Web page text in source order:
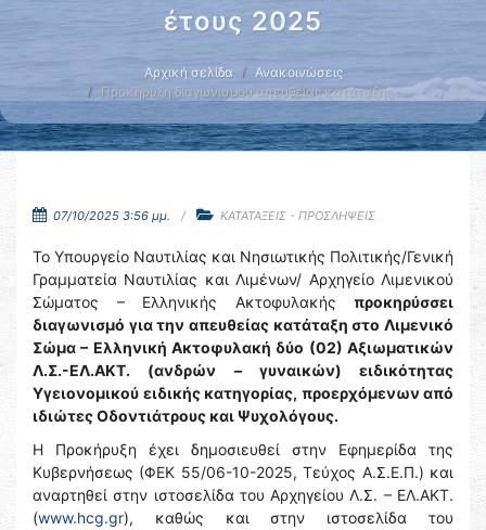
έτους 2025
Αρχική σελίδα
Ανακοινώσεις
Προκήρυξη διαγωνισμού απευθείας κατάταξης …
07/10/2025 3:56 μμ. ΚΑΤΑΤΑΞΕΙΣ - ΠΡΟΣΛΗΨΕΙΣ
Το Υπουργείο Ναυτιλίας και Νησιωτικής Πολιτικής/Γενική
Γραμματεία Ναυτιλίας και Λιμένων/ Αρχηγείο Λιμενικού
Σώματος – Ελληνικής Ακτοφυλακής προκηρύσσει
διαγωνισμό για την απευθείας κατάταξη στο Λιμενικό
Σώμα – Ελληνική Ακτοφυλακή δύο (02) Αξιωματικών
Λ.Σ.-ΕΛ.ΑΚΤ. (ανδρών – γυναικών) ειδικότητας
Υγειονομικού ειδικής κατηγορίας, προερχόμενων από
ιδιώτες Οδοντιάτρους και Ψυχολόγους.
Η Προκήρυξη έχει δημοσιευθεί στην Εφημερίδα της
Κυβερνήσεως (ΦΕΚ 55/06-10-2025, Τεύχος Α.Σ.Ε.Π.) και
αναρτηθεί στην ιστοσελίδα του Αρχηγείου Λ.Σ. – ΕΛ.ΑΚΤ.
(www.hcg.gr), καθώς και στην ιστοσελίδα του